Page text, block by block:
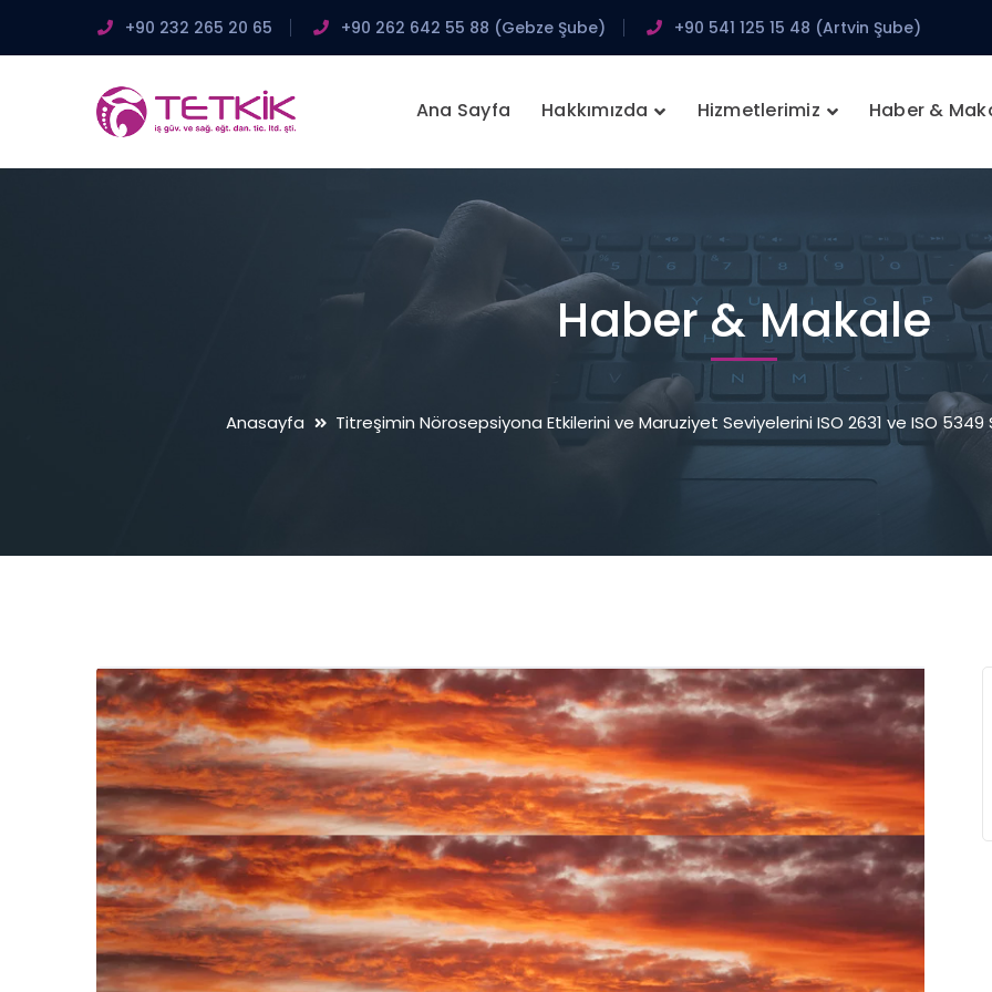
+90 232 265 20 65 +90 262 642 55 88 (Gebze Şube) +90 541 125 15 48 (Artvin Şube)
Ana Sayfa Hakkımızda Hizmetlerimiz Haber &
Haber & Makale
Anasayfa Titreşimin Nörosepsiyona Etkilerini ve Maruziyet Seviyelerini ISO 2631 ve ISO